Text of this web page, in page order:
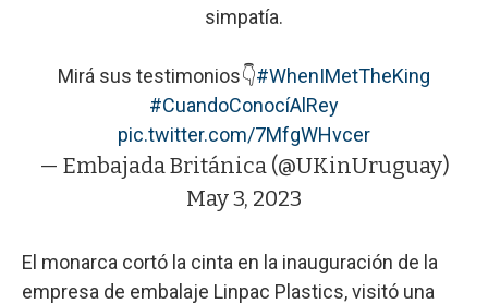
simpatía.
Mirá sus testimonios👇#WhenIMetTheKing
#CuandoConocíAlRey
pic.twitter.com/7MfgWHvcer
— Embajada Británica (@UKinUruguay)
May 3, 2023
El monarca cortó la cinta en la inauguración de la
empresa de embalaje Linpac Plastics, visitó una